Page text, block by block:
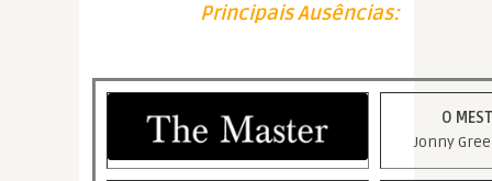
Principais Ausências:
O
Jonny